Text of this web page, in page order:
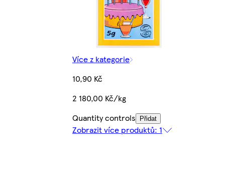
Více z kategorie
10,90 Kč
2 180,00 Kč/kg
Quantity controls
Přidat
Zobrazit více produktů: 1